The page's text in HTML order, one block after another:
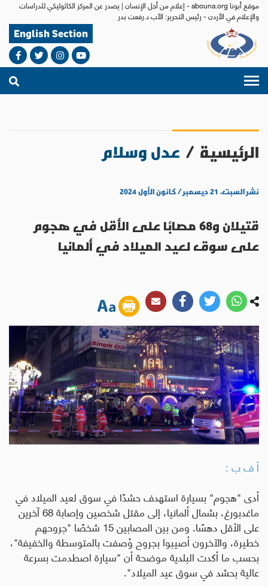
موقع أبونا abouna.org - إعلام من أجل الإنسان | يصدر عن المركز الكاثوليكي للدراسات
والإعلام في الأردن - رئيس التحرير: الأب د.رفعت بدر
English Section
الرئيسية / عدل وسلام
نشر السبت، ٢١ ديسمبر / كانون الأول ٢٠٢٤
قتيلان و68 مصابًا على الأقل في هجوم
على سوق لعيد الميلاد في ألمانيا
أ ف ب :
أدى "هجوم" بسيارة استهدف حشدًا في سوق لعيد الميلاد في
ماغدبورغ، بشمال ألمانيا، إلى مقتل شخصين وإصابة 68 آخرين
على الأقل دهسًا. ومن بين المصابين 15 شخصًا "جروحهم
خطيرة، والآخرون أصيبوا بجروح وُصفت بالمتوسطة والخفيفة"،
بحسب ما أكدت البلدية موضحة أن "سيارة اصطدمت بسرعة
عالية بحشد في سوق عيد الميلاد".